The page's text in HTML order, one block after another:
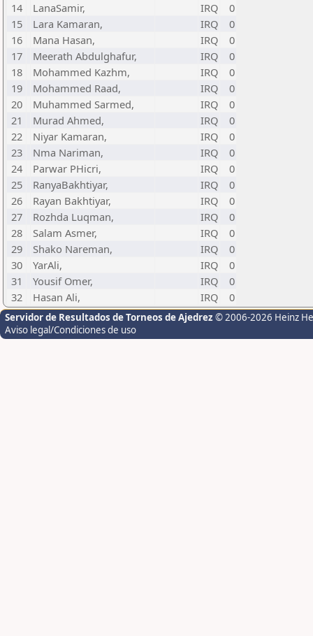
14
LanaSamir, IRQ
0
15
Lara Kamaran, IRQ
0
16
Mana Hasan, IRQ
0
17
Meerath Abdulghafur, IRQ
0
18
Mohammed Kazhm, IRQ
0
19
Mohammed Raad, IRQ
0
20
Muhammed Sarmed, IRQ
0
21
Murad Ahmed, IRQ
0
22
Niyar Kamaran, IRQ
0
23
Nma Nariman, IRQ
0
24
Parwar PHicri, IRQ
0
25
RanyaBakhtiyar, IRQ
0
26
Rayan Bakhtiyar, IRQ
0
27
Rozhda Luqman, IRQ
0
28
Salam Asmer, IRQ
0
29
Shako Nareman, IRQ
0
30
YarAli, IRQ
0
31
Yousif Omer, IRQ
0
32
Hasan Ali, IRQ 0
Servidor de Resultados de Torneos de Ajedrez © 2006-2026 Heinz
Aviso legal/Condiciones de uso